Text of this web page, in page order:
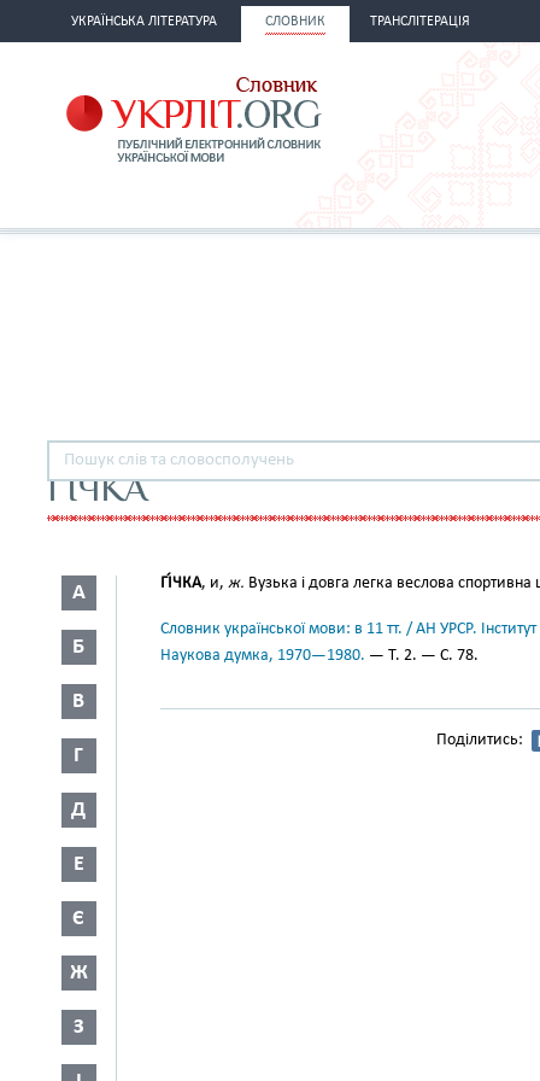
УКРАЇНСЬКА ЛІТЕРАТУРА СЛОВНИК ТРАНСЛІТЕРАЦІЯ
ГІЧКА
А
Б
В
Г
Д
Е
Є
Ж
З
ГІ́ЧКА, и, ж. Вузька і довга легка веслова
Словник української мови: в 11 тт. / АН УРСР.
Наукова думка, 1970—1980. — Т. 2. — С. 78.
Поділитись: